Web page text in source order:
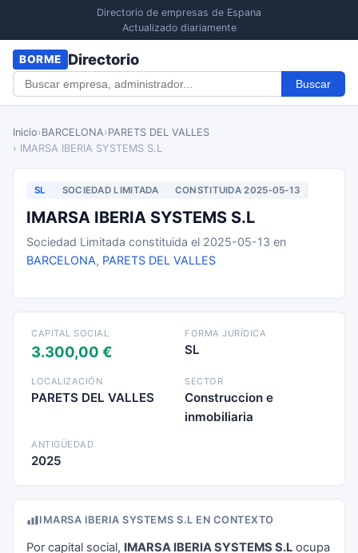
Directorio de empresas de Espana
Actualizado diariamente
BORME Directorio
Buscar
Inicio›BARCELONA›PARETS DEL VALLES
› IMARSA IBERIA SYSTEMS S.L
SL SOCIEDAD LIMITADA CONSTITUIDA 2025-05-13
IMARSA IBERIA SYSTEMS S.L
Sociedad Limitada constituida el 2025-05-13 en
BARCELONA, PARETS DEL VALLES
CAPITAL SOCIAL
3.300,00 €
FORMA JURÍDICA
SL
LOCALIZACIÓN
PARETS DEL VALLES
SECTOR
Construccion e
inmobiliaria
ANTIGÜEDAD
2025
IMARSA IBERIA SYSTEMS S.L EN CONTEXTO
Por capital social, IMARSA IBERIA SYSTEMS S.L ocupa